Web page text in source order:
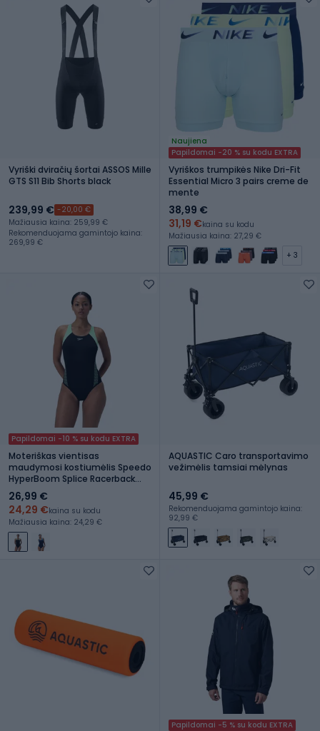
Vyriški dviračių šortai ASSOS Mille
GTS S11 Bib Shorts black
239,99 € -20,00 €
Mažiausia kaina: 259,99 €
Rekomenduojama gamintojo kaina:
269,99 €
Naujiena
Papildomai -20 % su kodu EXTRA
Vyriškos trumpikės Nike Dri-Fit
Essential Micro 3 pairs creme de
mente
38,99 €
31,19 €kaina su kodu
Mažiausia kaina: 27,29 €
+ 3
Papildomai -10 % su kodu EXTRA
Moteriškas vientisas
maudymosi kostiumėlis Speedo
HyperBoom Splice Racerback
alfalfa green
26,99 €
24,29 €kaina su kodu
Mažiausia kaina: 24,29 €
AQUASTIC Caro transportavimo
vežimėlis tamsiai mėlynas
45,99 €
Rekomenduojama gamintojo kaina:
92,99 €
Papildomai -5 % su kodu EXTRA